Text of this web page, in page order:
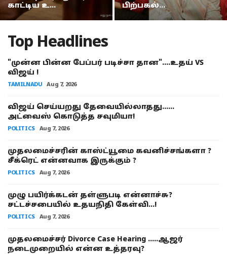
டாப் 5 ஸ்ட்ரீமிங் பிளாட்பார்ம் எது தெரியுமா? கவனத்தை ஈர்க்கும் YouTube Music!
விஜய்யின் பேச்சில் முதிர்ச்சியில்லை.. கூட்டணியை நம்பி திமுக உள்ளதா? ஜவாஹிருல்லா கருத்து
காட்டிய உ...
பிற்பகல்...
Top Headlines
"முன்ன பின்ன பேப்பர் படிச்சா தான"....உதய் VS
விஜய் !
TAMILNADU Aug 7, 2026
விஜய் செய்யறது தேவையில்லாதது......
அட்வைஸ் கொடுத்த சவுமியா!
POLITICS Aug 7, 2026
முதலமைச்சரின் காஸ்ட்யூமை கவனிச்சங்களா ?
சீக்ரெட் என்னவாக இருக்கும் ?
POLITICS Aug 7, 2026
முழு பயிர்க்கடன் தள்ளுபடி என்னாச்சு?
சட்டச்சபையில் உதயநிதி கேள்வி...!
POLITICS Aug 7, 2026
முதலமைச்சர் Divorce Case Hearing .....ஆஜர்
நடைமுறையில் என்ன உத்தரவு?